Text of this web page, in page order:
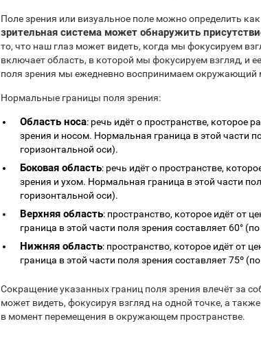
Поле зрения или визуальное поле можно определить как
зрительная система может обнаружить
то, что наш глаз может видеть, когда мы фокусируем
включает область, в которой мы фокусируем взгляд, и
поля зрения мы ежедневно воспринимаем окружающий
Нормальные границы поля зрения:
Область носа: речь идёт о пространстве, которое
зрения и носом. Нормальная граница в этой части
горизонтальной оси).
Боковая область: речь идёт о пространстве,
зрения и ухом. Нормальная граница в этой части
горизонтальной оси).
Верхняя область: пространство, которое идёт от
граница в этой части поля зрения составляет 60°
Нижняя область: пространство, которое идёт от
граница в этой части поля зрения составляет 75º
Сокращение указанных границ поля зрения влечёт за
может видеть, фокусируя взгляд на одной точке, а
в момент перемещения в окружающем пространстве.